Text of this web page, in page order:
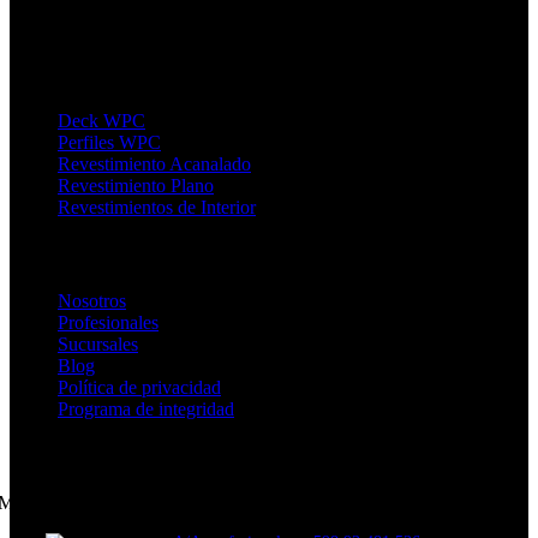
Deck WPC
Perfiles WPC
Revestimiento Acanalado
Revestimiento Plano
Revestimientos de Interior
Nosotros
Profesionales
Sucursales
Blog
Política de privacidad
Programa de integridad